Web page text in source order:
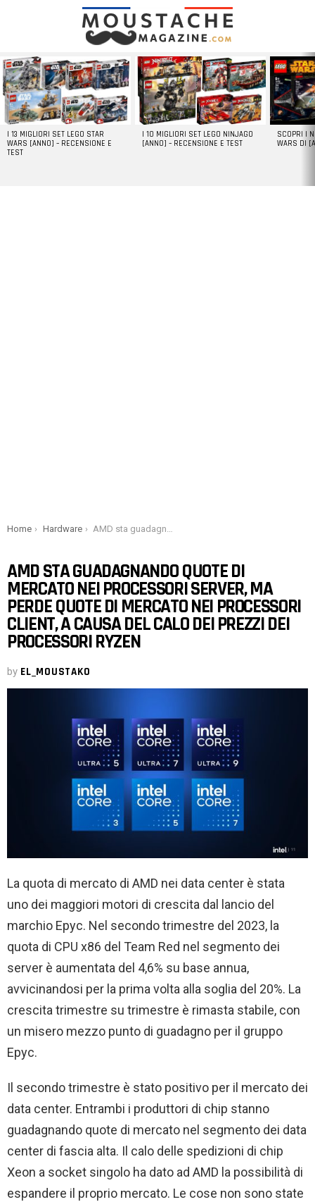
LATEST
STORIES
I 13 MIGLIORI SET LEGO STAR
WARS [ANNO] – RECENSIONE E
TEST
I 10 MIGLIORI SET LEGO NINJAGO
[ANNO] – RECENSIONE E TEST
SCOPRI I
WARS DI
You are here:
Home Hardware AMD sta guadagnando quote di mercato nei processori server, ma perde quote di mercato nei processori client, a causa del calo dei prezzi dei processori Ryzen
AMD STA GUADAGNANDO QUOTE DI
MERCATO NEI PROCESSORI SERVER, MA
PERDE QUOTE DI MERCATO NEI PROCESSORI
CLIENT, A CAUSA DEL CALO DEI PREZZI DEI
PROCESSORI RYZEN
by EL_MOUSTAKO
La quota di mercato di AMD nei data center è stata
uno dei maggiori motori di crescita dal lancio del
marchio Epyc. Nel secondo trimestre del 2023, la
quota di CPU x86 del Team Red nel segmento dei
server è aumentata del 4,6% su base annua,
avvicinandosi per la prima volta alla soglia del 20%. La
crescita trimestre su trimestre è rimasta stabile, con
un misero mezzo punto di guadagno per il gruppo
Epyc.
Il secondo trimestre è stato positivo per il mercato dei
data center. Entrambi i produttori di chip stanno
guadagnando quote di mercato nel segmento dei data
center di fascia alta. Il calo delle spedizioni di chip
Xeon a socket singolo ha dato ad AMD la possibilità di
espandere il proprio mercato. Le cose non sono state